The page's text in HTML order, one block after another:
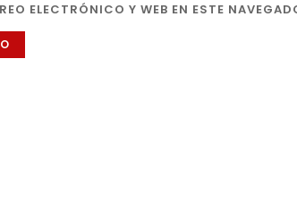
ELECTRÓNICO Y WEB EN ESTE